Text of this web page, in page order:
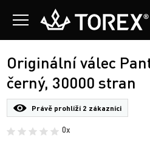
Originální válec
černý, 30000 stran
Právě prohlíží 2 zákazníci
0x